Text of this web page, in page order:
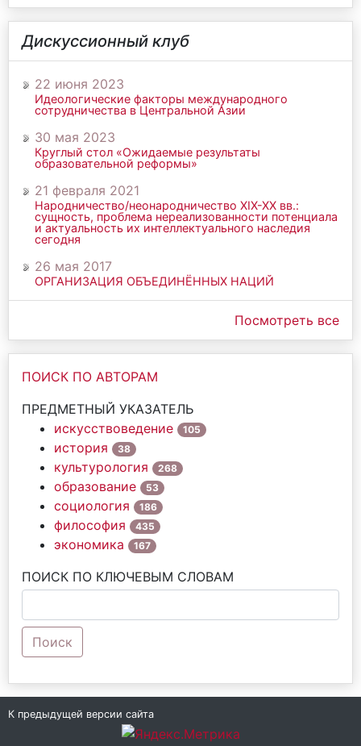
Дискуссионный клуб
22 июня 2023
Идеологические факторы международного
сотрудничества в Центральной Азии
30 мая 2023
Круглый стол «Ожидаемые результаты
образовательной реформы»
21 февраля 2021
Народничество/неонародничество ХIХ-ХХ вв.:
сущность, проблема нереализованности потенциала
и актуальность их интеллектуального наследия
сегодня
26 мая 2017
ОРГАНИЗАЦИЯ ОБЪЕДИНЁННЫХ НАЦИЙ
Посмотреть все
ПОИСК ПО АВТОРАМ
ПРЕДМЕТНЫЙ УКАЗАТЕЛЬ
искусствоведение
105
история 38
культурология 268
образование 53
социология 186
философия 435
экономика 167
ПОИСК ПО КЛЮЧЕВЫМ СЛОВАМ
Поиск
К предыдущей версии сайта